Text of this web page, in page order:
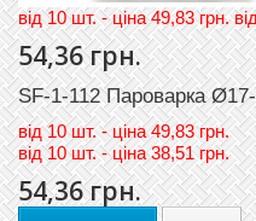
вiд 10 шт. - цiна 49,83 грн.
54,36 грн.
SF-1-112 Пароварка
вiд10 шт. - цiна 49,83 грн.
вiд10 шт. - цiна 38,51 грн.
54,36 грн.